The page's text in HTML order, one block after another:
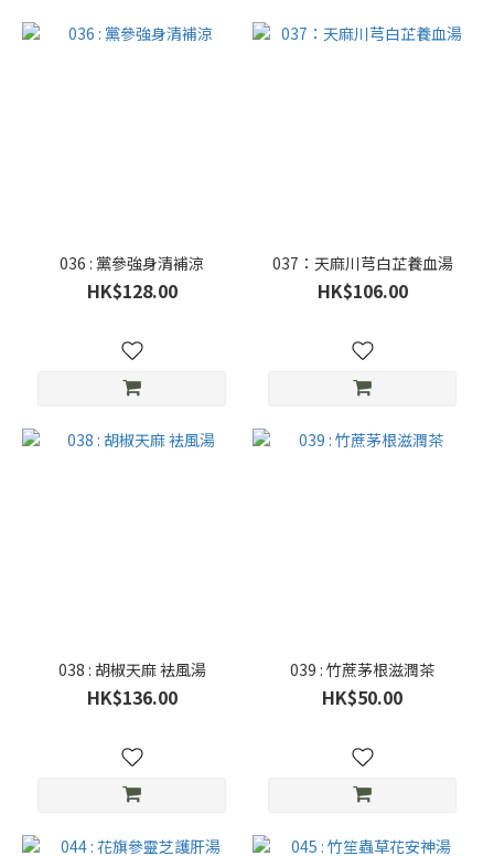
036 : 黨參強身清補涼
HK$128.00
037：天麻川芎白芷養血湯
HK$106.00
038 : 胡椒天麻 袪風湯
HK$136.00
039 : 竹蔗茅根滋潤茶
HK$50.00